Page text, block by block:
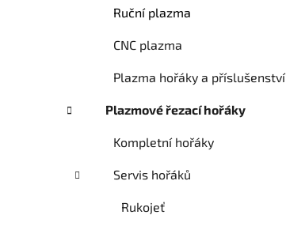
Ruční plazma
CNC plazma
Plazma hořáky a příslušenství
Plazmové řezací hořáky
Kompletní hořáky
Servis hořáků
Rukojeť